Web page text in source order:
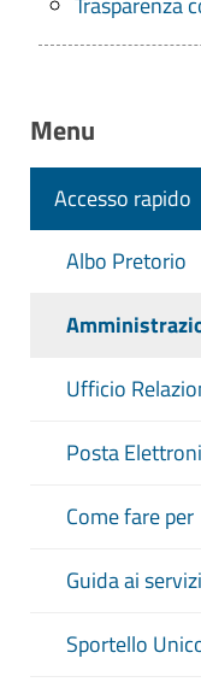
legge
motivi
Termini
Menu
Accesso rapido
Albo Pretorio
Ufficio
Posta
Come fare per
Guida ai servizi
Sportello